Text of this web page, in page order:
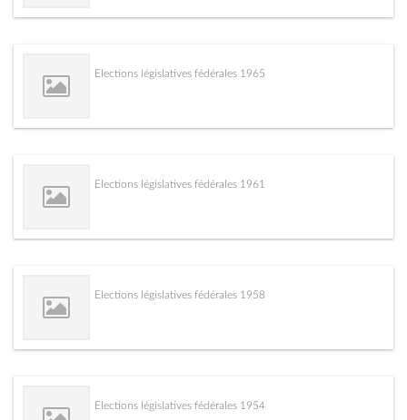
Elections législatives fédérales 1965
Elections législatives fédérales 1961
Elections législatives fédérales 1958
Elections législatives fédérales 1954